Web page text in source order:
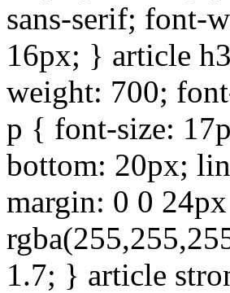
sans-serif; font-
16px; } article
weight: 700;
p { font-size:
bottom: 20px;
margin: 0 0
1.7; } article